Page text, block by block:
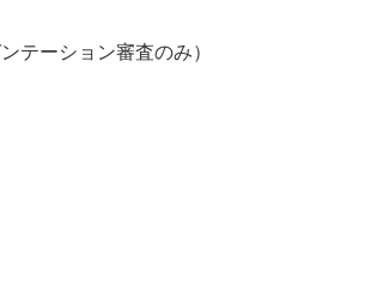
テーション審査のみ）